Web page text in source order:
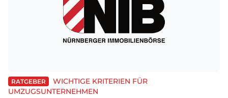
RATGEBER
WICHTIGE KRITERIEN FÜR
UMZUGSUNTERNEHMEN